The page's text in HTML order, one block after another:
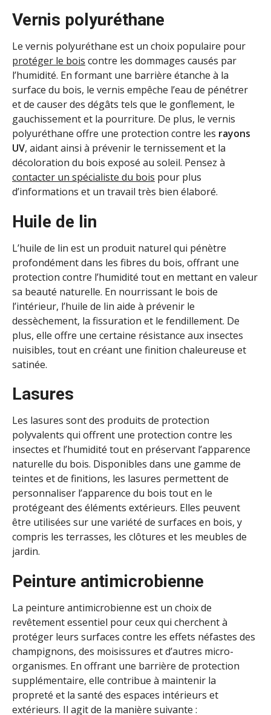
Vernis polyuréthane
Le vernis polyuréthane est un choix populaire pour
protéger le bois contre les dommages causés par
l’humidité. En formant une barrière étanche à la
surface du bois, le vernis empêche l’eau de pénétrer
et de causer des dégâts tels que le gonflement, le
gauchissement et la pourriture. De plus, le vernis
polyuréthane offre une protection contre les rayons
UV, aidant ainsi à prévenir le ternissement et la
décoloration du bois exposé au soleil. Pensez à
contacter un spécialiste du bois pour plus
d’informations et un travail très bien élaboré.
Huile de lin
L’huile de lin est un produit naturel qui pénètre
profondément dans les fibres du bois, offrant une
protection contre l’humidité tout en mettant en valeur
sa beauté naturelle. En nourrissant le bois de
l’intérieur, l’huile de lin aide à prévenir le
dessèchement, la fissuration et le fendillement. De
plus, elle offre une certaine résistance aux insectes
nuisibles, tout en créant une finition chaleureuse et
satinée.
Lasures
Les lasures sont des produits de protection
polyvalents qui offrent une protection contre les
insectes et l’humidité tout en préservant l’apparence
naturelle du bois. Disponibles dans une gamme de
teintes et de finitions, les lasures permettent de
personnaliser l’apparence du bois tout en le
protégeant des éléments extérieurs. Elles peuvent
être utilisées sur une variété de surfaces en bois, y
compris les terrasses, les clôtures et les meubles de
jardin.
Peinture antimicrobienne
La peinture antimicrobienne est un choix de
revêtement essentiel pour ceux qui cherchent à
protéger leurs surfaces contre les effets néfastes des
champignons, des moisissures et d’autres micro-
organismes. En offrant une barrière de protection
supplémentaire, elle contribue à maintenir la
propreté et la santé des espaces intérieurs et
extérieurs. Il agit de la manière suivante :